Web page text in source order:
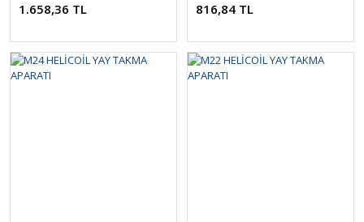
1.658,36 TL 816,84 TL